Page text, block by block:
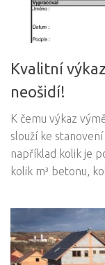
Kvalitní
neošidí!
K čemu výkaz
slouží ke
například kolik je
kolik m³ betonu,